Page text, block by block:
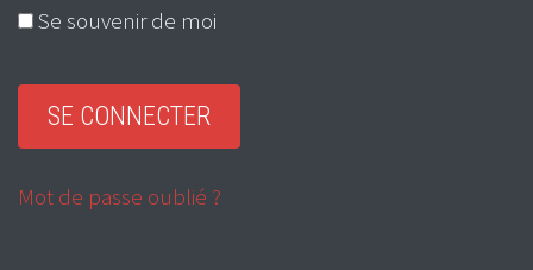
Se souvenir de moi
Mot de passe oublié ?